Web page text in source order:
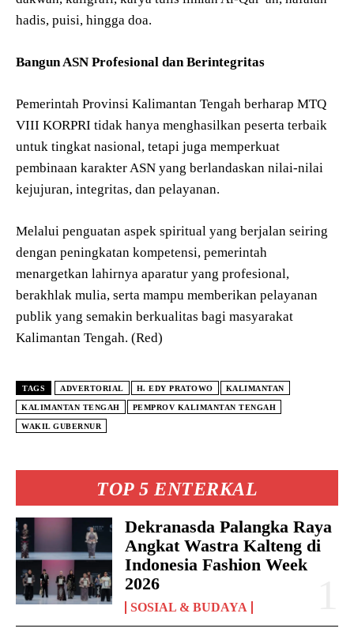
TOP 5 ENTERKAL
Dekranasda Palangka Raya
Angkat Wastra Kalteng di
Indonesia Fashion Week
2026
SOSIAL & BUDAYA
hadis, puisi, hingga doa.
Bangun ASN Profesional dan Berintegritas
Pemerintah Provinsi Kalimantan Tengah berharap MTQ
VIII KORPRI tidak hanya menghasilkan peserta terbaik
untuk tingkat nasional, tetapi juga memperkuat
pembinaan karakter ASN yang berlandaskan nilai-nilai
kejujuran, integritas, dan pelayanan.
Melalui penguatan aspek spiritual yang berjalan seiring
dengan peningkatan kompetensi, pemerintah
menargetkan lahirnya aparatur yang profesional,
berakhlak mulia, serta mampu memberikan pelayanan
publik yang semakin berkualitas bagi masyarakat
Kalimantan Tengah. (Red)
TAGS ADVERTORIAL H. EDY PRATOWO KALIMANTAN
KALIMANTAN TENGAH PEMPROV KALIMANTAN TENGAH
WAKIL GUBERNUR